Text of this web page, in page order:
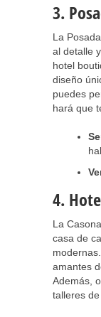
3.
La
al detalle
hotel
diseño
puedes
hará que
4.
La
casa de
amantes
Además,
talleres